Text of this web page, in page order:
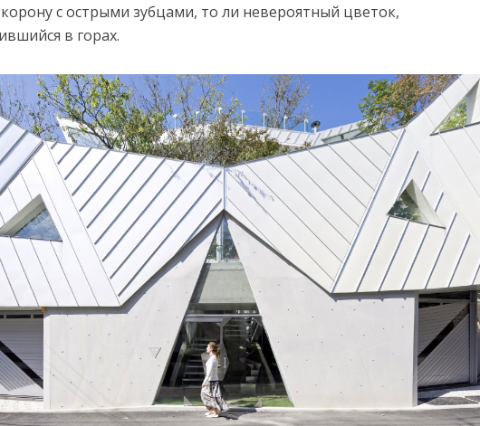
с острыми зубцами, то ли невероятный цветок,
в горах.